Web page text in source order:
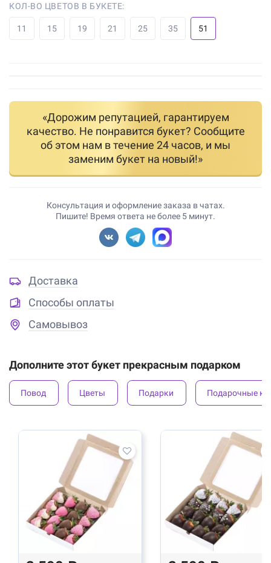
КОЛ-ВО ЦВЕТОВ В БУКЕТЕ:
11 15 19 21 25 35 51
«Дорожим репутацией, гарантируем
качество. Не понравится букет? Сообщите
об этом нам в течение 24 часов, и мы
заменим букет на новый!»
Консультация и оформление заказа в чатах.
Пишите! Время ответа не более 5 минут.
Доставка
Способы оплаты
Самовывоз
Дополните этот букет прекрасным подарком
Повод Цветы Подарки Подарочные